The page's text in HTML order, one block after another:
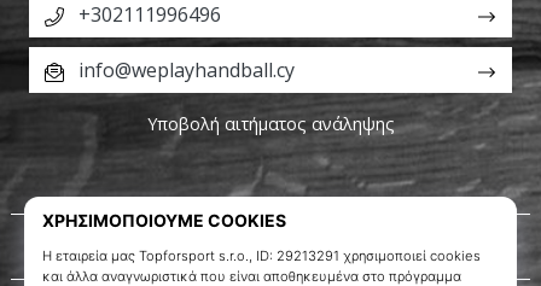
Σχετικά μ' εμάς
+302111996496
info@weplayhandball.cy
Υποβολή αιτήματος ανάληψης